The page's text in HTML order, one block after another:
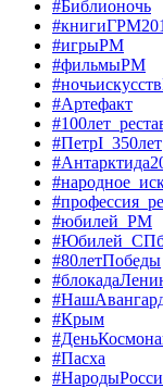
#Библионочь
#игрыРМ
#фильмыРМ
#Артефакт
#ПетрI_350лет
#юбилей_РМ
#80летПобеды
#Крым
#Пасха